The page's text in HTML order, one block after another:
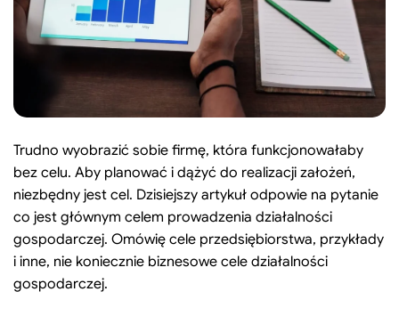
Trudno wyobrazić sobie firmę, która funkcjonowałaby
bez celu. Aby planować i dążyć do realizacji założeń,
niezbędny jest cel. Dzisiejszy artykuł odpowie na pytanie
co jest głównym celem prowadzenia działalności
gospodarczej. Omówię cele przedsiębiorstwa, przykłady
i inne, nie koniecznie biznesowe cele działalności
gospodarczej.